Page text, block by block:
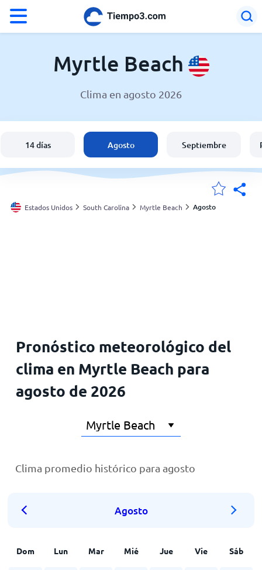
El clima en Myrtle Beach
España
Argentina
Myrtle Beach
Clima en agosto 2026
14 días Agosto Septiembre
Estados Unidos South Carolina Myrtle Beach Agosto
Pronóstico meteorológico del
clima en Myrtle Beach para
agosto de 2026
Clima promedio histórico para agosto
Agosto
Dom Lun Mar Mié Jue Vie Sáb